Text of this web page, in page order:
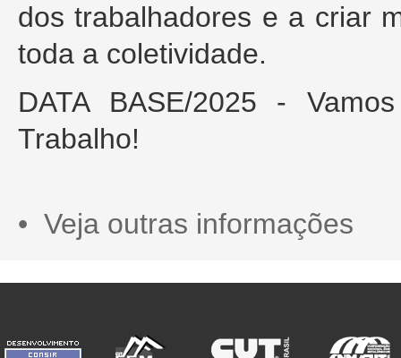
dos trabalhadores e a criar
toda a coletividade.
DATA BASE/2025 -
Trabalho!
• Veja outras informações